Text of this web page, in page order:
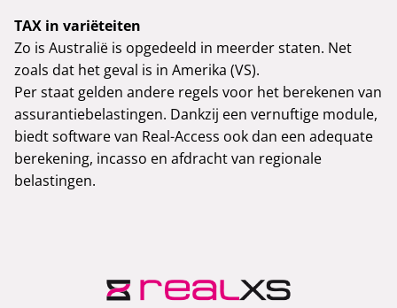
TAX in variëteiten
Zo is Australië is opgedeeld in meerder staten. Net
zoals dat het geval is in Amerika (VS).
Per staat gelden andere regels voor het berekenen van
assurantiebelastingen. Dankzij een vernuftige module,
biedt software van Real-Access ook dan een adequate
berekening, incasso en afdracht van regionale
belastingen.